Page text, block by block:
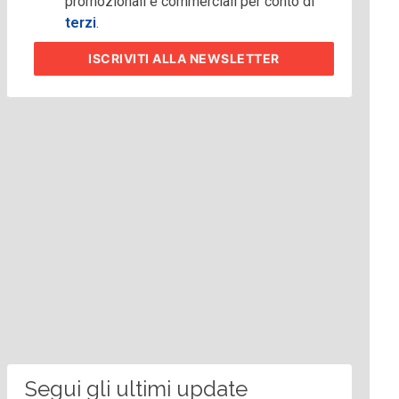
terzi.
ISCRIVITIALLA NEWSLETTER
Segui gli ultimi update